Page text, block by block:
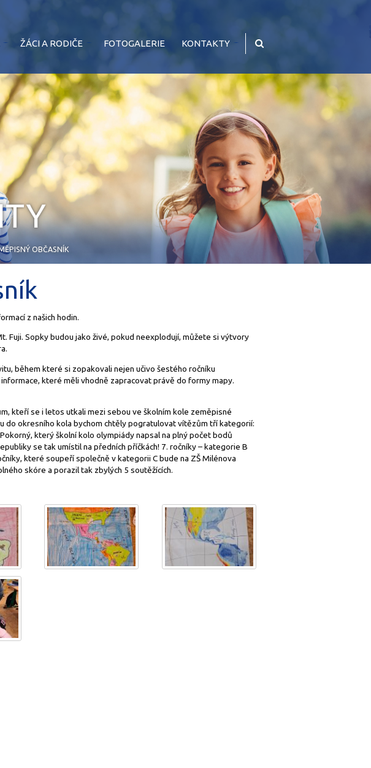
ŽÁCI A RODIČE FOTOGALERIE KONTAKTY
OBČASNÍK
z našich hodin.
Fuji. Sopky budou jako živé, pokud neexplodují, můžete si výtvory
během které si zopakovali nejen učivo šestého ročníku
které měli vhodně zapracovat právě do formy mapy.
kteří se i letos utkali mezi sebou ve školním kole zeměpisné
do okresního kola bychom chtěly pogratulovat vítězům tří kategorií:
který školní kolo olympiády napsal na plný počet bodů
se tak umístil na předních příčkách! 7. ročníky – kategorie B
které soupeří společně v kategorii C bude na ZŠ Milénova
skóre a porazil tak zbylých 5 soutěžících.